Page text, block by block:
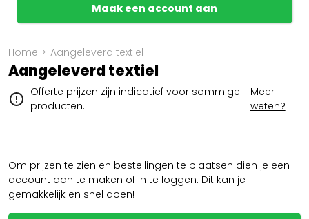
Maak een account aan
Home > Aangeleverd textiel
Aangeleverd textiel
Offerte prijzen zijn indicatief voor sommige
producten.
Meer
weten?
Om prijzen te zien en bestellingen te plaatsen dien je een
account aan te maken of in te loggen. Dit kan je
gemakkelijk en snel doen!